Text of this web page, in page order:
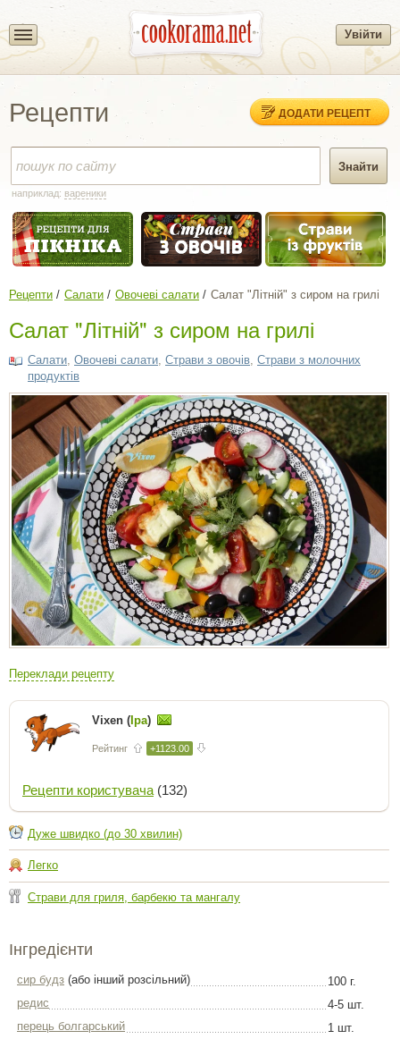
Увійти
Рецепти ДОДАТИ РЕЦЕПТ
наприклад: вареники
Рецепти Салати Овочеві салати Салат "Літній" з сиром на грилі
Салат "Літній" з сиром на грилі
Салати Овочеві салати Страви з овочів Страви з молочних
продуктів
Переклади рецепту
Vixen (Іра)
Рейтинг +1123.00
Рецепти користувача (132)
Дуже швидко (до 30 хвилин)
Легко
Страви для гриля, барбекю та мангалу
Інгредієнти
сир будз (або інший розсільний)
100 г.
редис
4-5 шт.
перець болгарський
1 шт.